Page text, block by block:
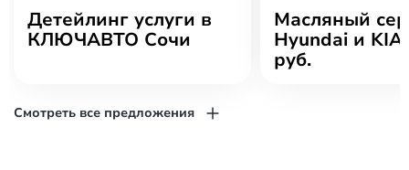
Детейлинг услуги в
КЛЮЧАВТО Сочи
Масляный
Hyundai и KIA
руб.
Смотреть все предложения